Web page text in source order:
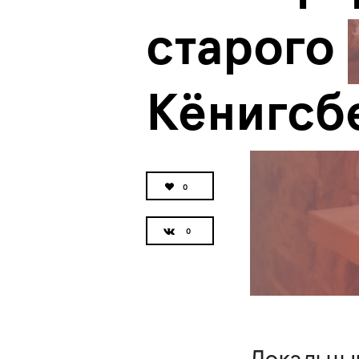
старого
0